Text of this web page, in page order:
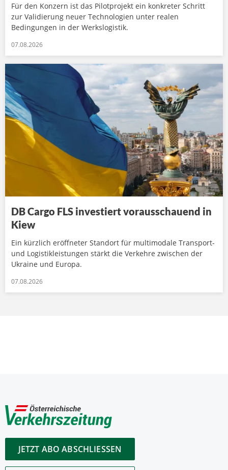
Für den Konzern ist das Pilotprojekt ein konkreter Schritt
zur Validierung neuer Technologien unter realen
Bedingungen in der Werkslogistik.
07.08.2026
DB Cargo FLS investiert vorausschauend in
Kiew
Ein kürzlich eröffneter Standort für multimodale Transport-
und Logistikleistungen stärkt die Verkehre zwischen der
Ukraine und Europa.
07.08.2026
JETZT ABO ABSCHLIESSEN